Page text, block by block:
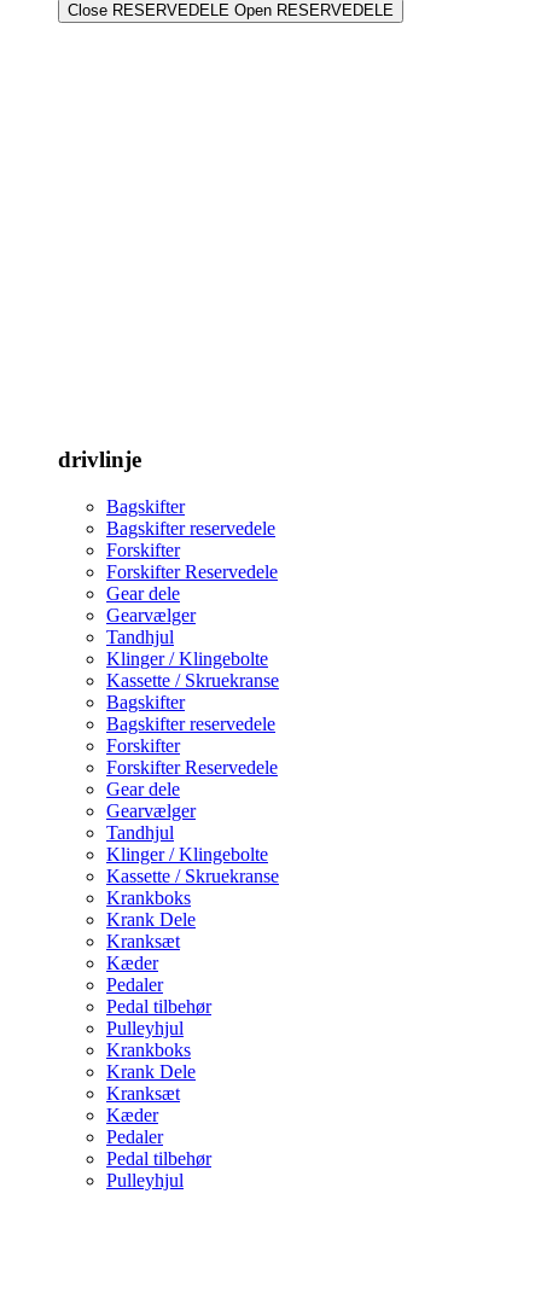
Close RESERVEDELE Open RESERVEDELE
drivlinje
Bagskifter
Bagskifter reservedele
Forskifter
Forskifter Reservedele
Gear dele
Gearvælger
Tandhjul
Klinger / Klingebolte
Kassette / Skruekranse
Bagskifter
Bagskifter reservedele
Forskifter
Forskifter Reservedele
Gear dele
Gearvælger
Tandhjul
Klinger / Klingebolte
Kassette / Skruekranse
Krankboks
Krank Dele
Kranksæt
Kæder
Pedaler
Pedal tilbehør
Pulleyhjul
Krankboks
Krank Dele
Kranksæt
Kæder
Pedaler
Pedal tilbehør
Pulleyhjul